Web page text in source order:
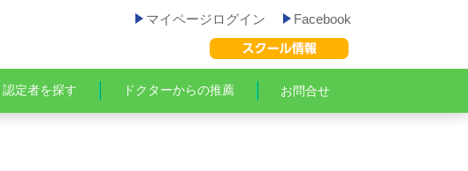
マイページログイン Facebook
認定者を探す ドクターからの推薦 お問合せ